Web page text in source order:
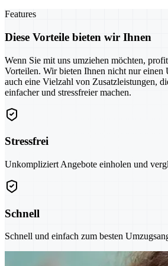
Features
Diese Vorteile bieten wir Ihnen
Wenn Sie mit uns umziehen möchten,
Vorteilen. Wir bieten Ihnen nicht nur einen
auch eine Vielzahl von Zusatzleistungen,
einfacher und stressfreier machen.
Stressfrei
Unkompliziert Angebote einholen und
Schnell
Schnell und einfach zum besten